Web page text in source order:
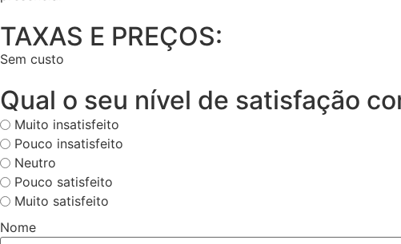
TAXAS E PREÇOS:
Sem custo
Qual o seu nível de satisfação
Muito insatisfeito
Pouco insatisfeito
Neutro
Pouco satisfeito
Muito satisfeito
Nome